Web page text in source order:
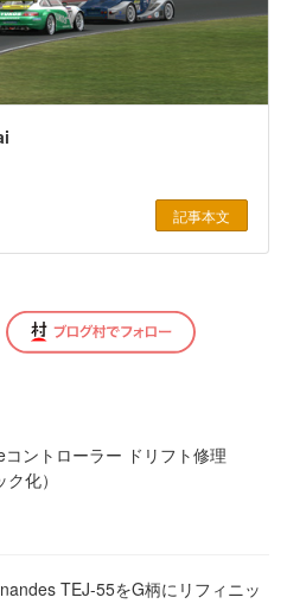
記事本文
ントローラー ドリフト修理
化）
TEJ-55をG柄にリフィニッ